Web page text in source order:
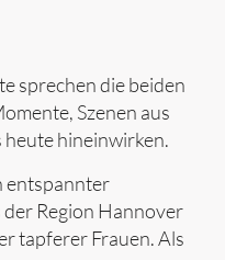
sprechen die beiden
Szenen aus
heute hineinwirken.
entspannter
Region Hannover
tapferer Frauen. Als